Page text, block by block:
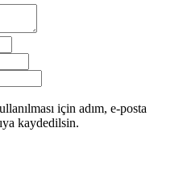
için adım, e-posta
kaydedilsin.